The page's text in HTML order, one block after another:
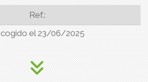
Ref.:
el 23/06/2025